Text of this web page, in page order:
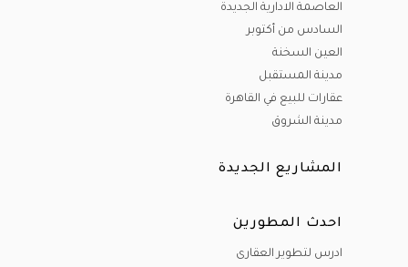
العاصمة الادارية الجديدة
السادس من أكتوبر
العين السخنة
مدينة المستقبل
عقارات للبيع في القاهرة
مدينة الشروق
المشاريع الجديدة
احدث المطورين
ادرس لتطوير العقارى